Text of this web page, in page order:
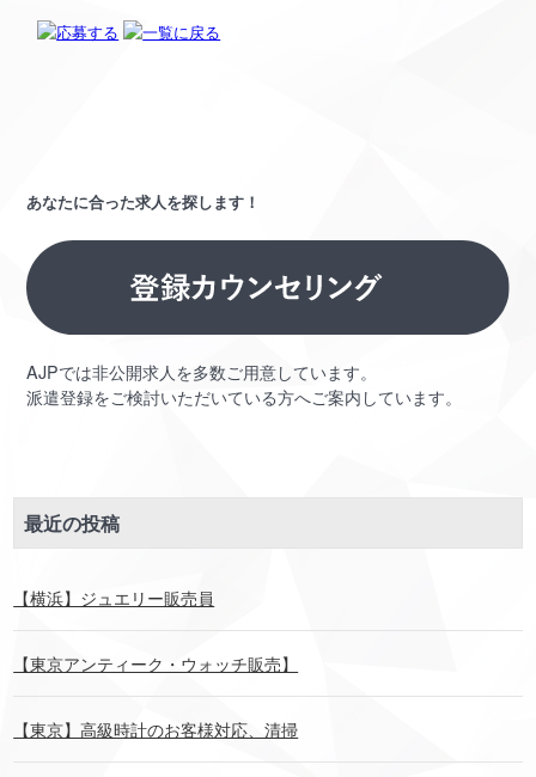
あなたに合った求人を探します！
AJPでは非公開求人を多数ご用意しています。
派遣登録をご検討いただいている方へご案内しています。
最近の投稿
【横浜】ジュエリー販売員
【東京アンティーク・ウォッチ販売】
【東京】高級時計のお客様対応、清掃